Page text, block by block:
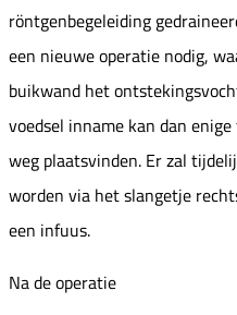
röntgenbegeleiding
een nieuwe operatie nodig,
buikwand het
voedsel inname kan dan
weg plaatsvinden. Er zal
worden via het slangetje
een infuus.
Na de operatie